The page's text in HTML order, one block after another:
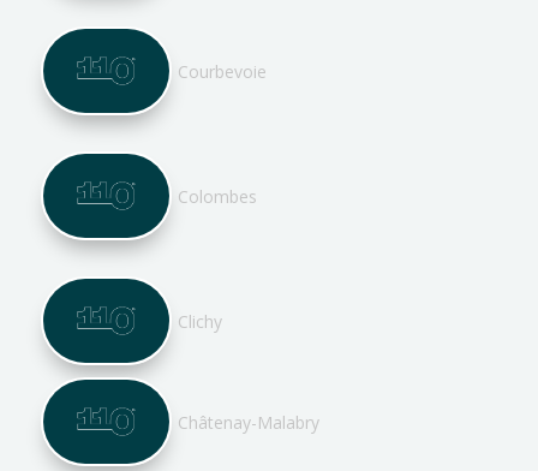
Courbevoie
Colombes
Clichy
Châtenay-Malabry